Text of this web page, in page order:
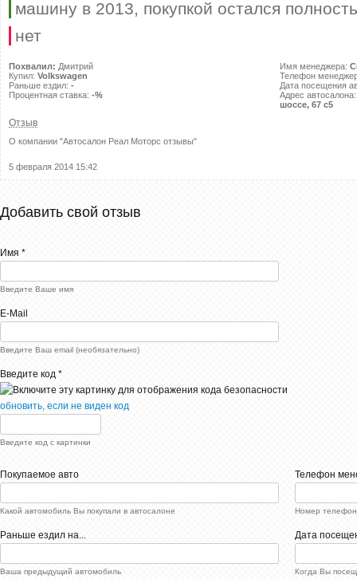
машину в 2013, покупкой остался
нет
Похвалил: Дмитрий
Купил: Volkswagen
Раньше ездил: -
Процентная ставка: -%
Имя менеджера:
Телефон
Дата посещения
Адрес
шоссе, 67 с5
Отзыв
О компании "Автосалон Реал Моторс отзывы"
5 февраля 2014 15:42
Добавить свой отзыв
Имя *
Введите Ваше имя
E-Mail
Введите Ваш email (необязательно)
Введите код *
обновить, если не виден код
Введите код с картинки
Покупаемое авто
Какой автомобиль Вы покупали в автосалоне
Раньше ездил на...
Ваша предыдущий автомобиль
Телефон
Номер
Дата
Когда Вы